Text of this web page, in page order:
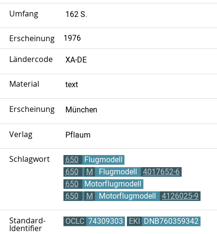
Umfang 162 S.
Erscheinungsjahr1976
Ländercode XA-DE
Material text
ErscheinungsortMünchen
Verlag Pflaum
Schlagwort 650
Flugmodell
650
M Flugmodell
4017652-6
650
Motorflugmodell
650
M Motorflugmodell 4126025-9
Standard-
Identifier
OCLC 74309303 EKI DNB760359342